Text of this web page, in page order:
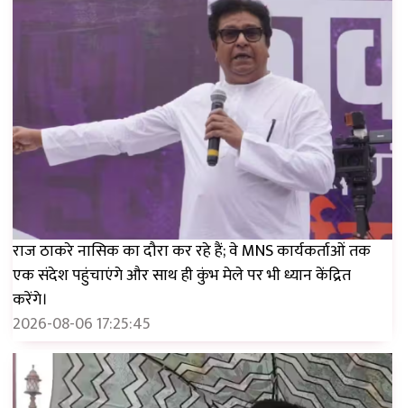
राज ठाकरे नासिक का दौरा कर रहे हैं; वे MNS कार्यकर्ताओं तक
एक संदेश पहुंचाएंगे और साथ ही कुंभ मेले पर भी ध्यान केंद्रित
करेंगे।
2026-08-06 17:25:45